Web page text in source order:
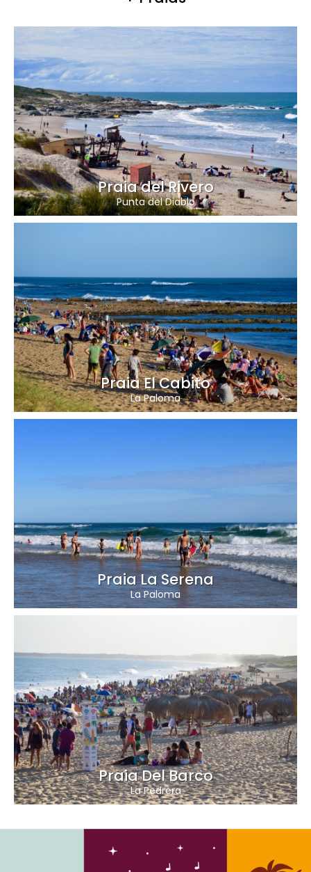
Praia del Rivero
Punta del Diablo
Praia El Cabito
La Paloma
Praia La Serena
La Paloma
Praia Del Barco
La Pedrera